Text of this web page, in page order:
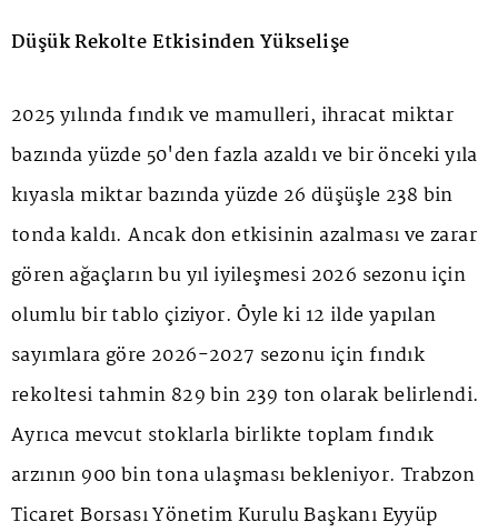
Düşük Rekolte Etkisinden Yükselişe
2025 yılında fındık ve mamulleri, ihracat miktar
bazında yüzde 50'den fazla azaldı ve bir önceki yıla
kıyasla miktar bazında yüzde 26 düşüşle 238 bin
tonda kaldı. Ancak don etkisinin azalması ve zarar
gören ağaçların bu yıl iyileşmesi 2026 sezonu için
olumlu bir tablo çiziyor. Öyle ki 12 ilde yapılan
sayımlara göre 2026-2027 sezonu için fındık
rekoltesi tahmin 829 bin 239 ton olarak belirlendi.
Ayrıca mevcut stoklarla birlikte toplam fındık
arzının 900 bin tona ulaşması bekleniyor. Trabzon
Ticaret Borsası Yönetim Kurulu Başkanı Eyyüp